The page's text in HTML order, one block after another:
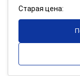
Старая цена: